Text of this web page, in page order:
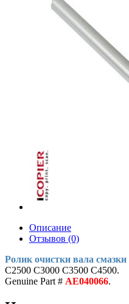
Описание
Отзывов (0)
Ролик очистки вала смазки
C2500 C3000 C3500 C4500.
Genuine Part # AE040066.